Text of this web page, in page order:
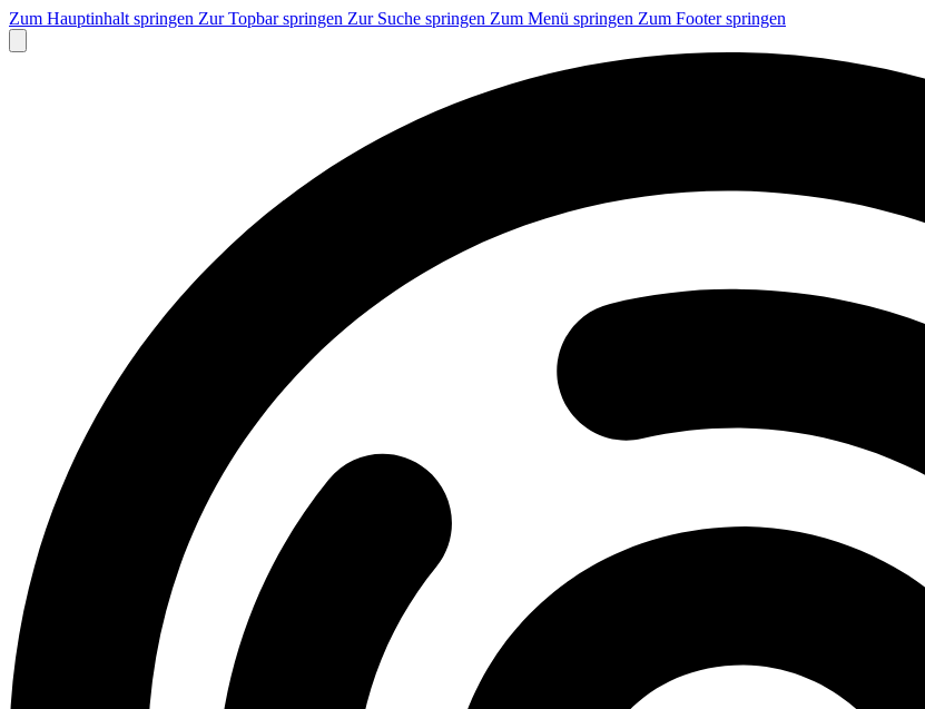
Zum Hauptinhalt springen Zur Topbar springen Zur Suche springen Zum Menü springen Zum Footer springen